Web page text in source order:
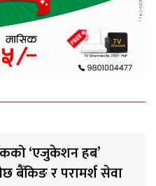
‘एजुकेशन हब’
बैंकिङ र परामर्श सेवा